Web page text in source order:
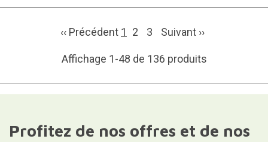
‹‹ Précédent 1 2 3 Suivant ››
Affichage 1-48 de 136 produits
Profitez de nos offres et de nos